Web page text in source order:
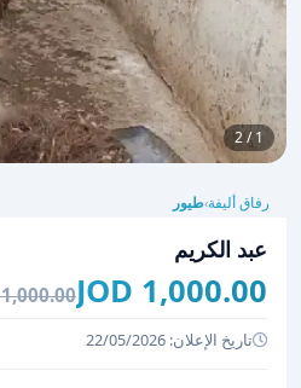
1 / 2
رفاق أليفة›طيور
عبد الكريم
1,000.00 JOD
1,000.00 JOD
تاريخ الإعلان: 22/05/2026